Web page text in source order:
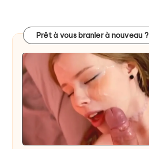
Prêt à vous branler à nouveau ?